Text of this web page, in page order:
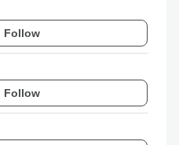
Follow
Follow